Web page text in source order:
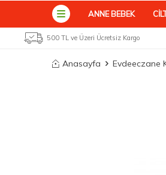
ANNE BEBEK
500 TL ve Üzeri Ücretsiz Kargo
Anasayfa Evdeeczane